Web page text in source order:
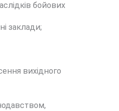
бойових
заклади;
вихідного